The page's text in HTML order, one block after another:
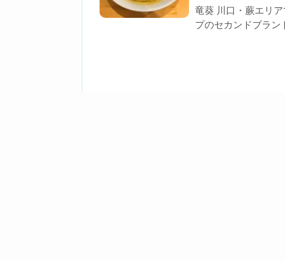
竜葵 川口・蕨エリ
プのセカンドブラン